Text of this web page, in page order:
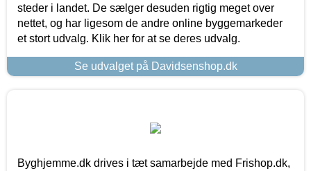
steder i landet. De sælger desuden rigtig meget over
nettet, og har ligesom de andre online byggemarkeder
et stort udvalg. Klik her for at se deres udvalg.
Se udvalget på Davidsenshop.dk
Byghjemme.dk drives i tæt samarbejde med Frishop.dk,